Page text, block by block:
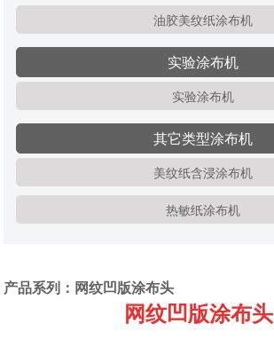
油胶美纹纸涂布机
实验涂布机
实验涂布机
其它类型涂布机
美纹纸含浸涂布机
热敏纸涂布机
产品系列：网纹凹版涂布头
网纹凹版涂布头